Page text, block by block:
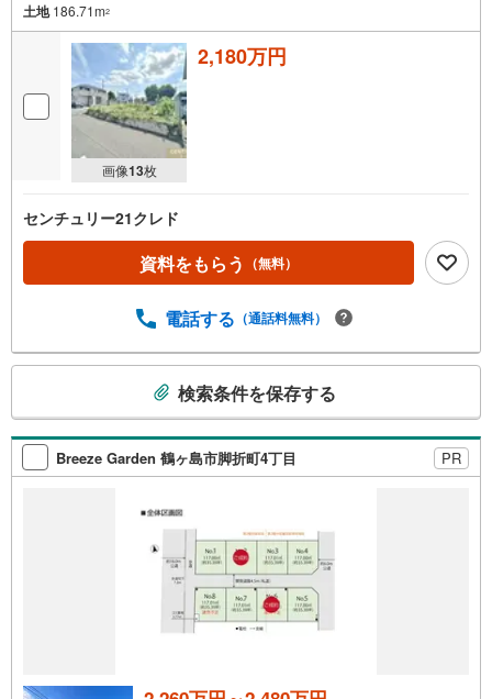
土地186.71m2
画像13枚
2,180万円
センチュリー21クレド
資料をもらう （無料）
電話する （通話料無料）
検
索
条
る
検索条件を保存する
Breeze Garden 鶴ヶ島市脚折町4丁目 PR